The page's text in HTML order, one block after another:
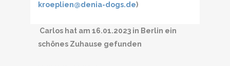
kroeplien@denia-dogs.de)
Carlos hat am 16.01.2023 in Berlin ein
schönes Zuhause gefunden